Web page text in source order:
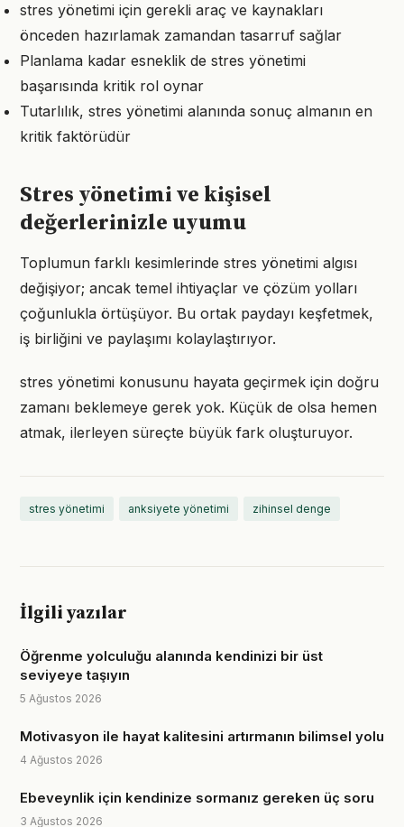
stres yönetimi için gerekli araç ve kaynakları
önceden hazırlamak zamandan tasarruf sağlar
Planlama kadar esneklik de stres yönetimi
başarısında kritik rol oynar
Tutarlılık, stres yönetimi alanında sonuç almanın en
kritik faktörüdür
Stres yönetimi ve kişisel
değerlerinizle uyumu
Toplumun farklı kesimlerinde stres yönetimi algısı
değişiyor; ancak temel ihtiyaçlar ve çözüm yolları
çoğunlukla örtüşüyor. Bu ortak paydayı keşfetmek,
iş birliğini ve paylaşımı kolaylaştırıyor.
stres yönetimi konusunu hayata geçirmek için doğru
zamanı beklemeye gerek yok. Küçük de olsa hemen
atmak, ilerleyen süreçte büyük fark oluşturuyor.
stres yönetimi anksiyete yönetimi zihinsel denge
İlgili yazılar
Öğrenme yolculuğu alanında kendinizi bir üst
seviyeye taşıyın
5 Ağustos 2026
Motivasyon ile hayat kalitesini artırmanın bilimsel yolu
4 Ağustos 2026
Ebeveynlik için kendinize sormanız gereken üç soru
3 Ağustos 2026